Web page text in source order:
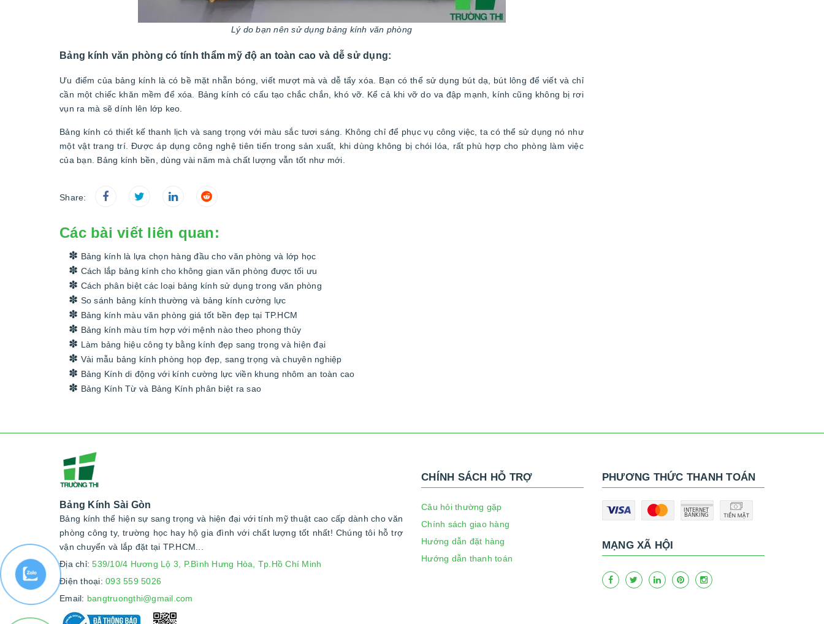
Lý do bạn nên sử dụng bảng kính văn phòng
Bảng kính văn phòng có tính thẩm mỹ độ an toàn cao và dễ sử dụng:
Ưu điểm của bảng kính là có bề mặt nhẵn bóng, viết mượt mà và dễ tẩy xóa. Bạn có thể sử dụng bút dạ, bút lông để viết và chỉ
cần một chiếc khăn mềm để xóa. Bảng kính có cấu tạo chắc chắn, khó vỡ. Kể cả khi vỡ do va đập mạnh, kính cũng không bị rơi
vụn ra mà sẽ dính lên lớp keo.
Bảng kính có thiết kế thanh lịch và sang trọng với màu sắc tươi sáng. Không chỉ để phục vụ công việc, ta có thể sử dụng nó như
một vật trang trí. Được áp dụng công nghệ tiên tiến trong sản xuất, khi dùng không bị chói lóa, rất phù hợp cho phòng làm việc
của bạn. Bảng kính bền, dùng vài năm mà chất lượng vẫn tốt như mới.
Share:
Các bài viết liên quan:
Bảng kính là lựa chọn hàng đầu cho văn phòng và lớp học
Cách lắp bảng kính cho không gian văn phòng được tối ưu
Cách phân biệt các loại bảng kính sử dụng trong văn phòng
So sánh bảng kính thường và bảng kính cường lực
Bảng kính màu văn phòng giá tốt bền đẹp tại TP.HCM
Bảng kính màu tím hợp với mệnh nào theo phong thủy
Làm bảng hiệu công ty bằng kính đẹp sang trọng và hiện đại
Vài mẫu bảng kính phòng họp đẹp, sang trọng và chuyên nghiệp
Bảng Kính di động với kính cường lực viền khung nhôm an toàn cao
Bảng Kính Từ và Bảng Kính phân biệt ra sao
Bảng Kính Sài Gòn
Bảng kính thể hiện sự sang trọng và hiện đại với tính mỹ thuật cao cấp dành cho văn
phòng công ty, trường học hay hộ gia đình với chất lượng tốt nhất! Chúng tôi hỗ trợ
vận chuyển và lắp đặt tại TP.HCM...
Địa chỉ:539/10/4 Hương Lộ 3, P.Bình Hưng Hòa, Tp.Hồ Chí Minh
Điện thoại:093 559 5026
Email: bangtruongthi@gmail.com
CHÍNH SÁCH HỖ TRỢ
Câu hỏi thường gặp
Chính sách giao hàng
Hướng dẫn đặt hàng
Hướng dẫn thanh toán
PHƯƠNG THỨC THANH TOÁN
MẠNG XÃ HỘI